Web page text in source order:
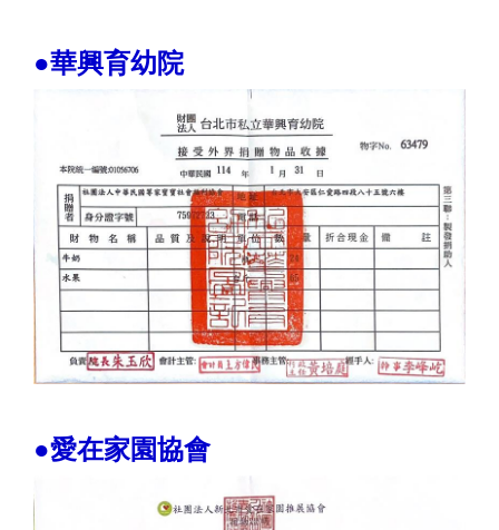
●華興育幼院
●愛在家園協會